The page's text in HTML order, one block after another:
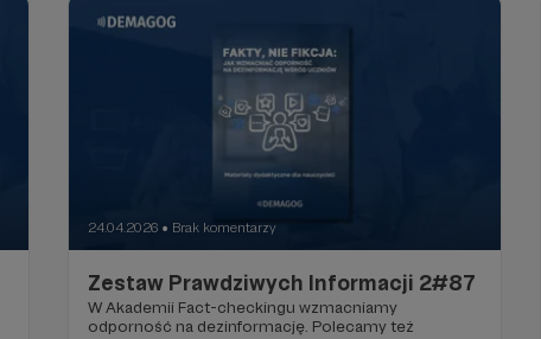
24.04.2026 ● Brak komentarzy
Zestaw Prawdziwych Informacji 2#87
W Akademii Fact-checkingu wzmacniamy
odporność na dezinformację. Polecamy też